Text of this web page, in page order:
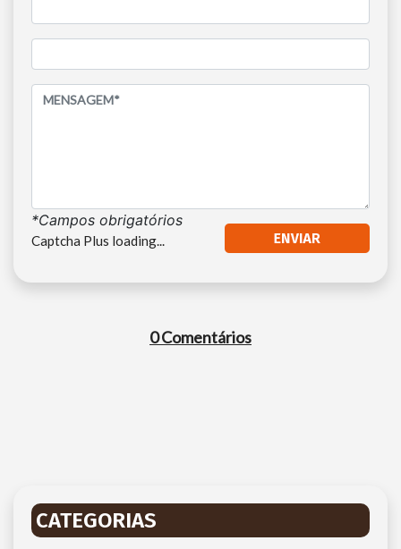
*Campos obrigatórios
Captcha Plus loading...
0 Comentários
CATEGORIAS